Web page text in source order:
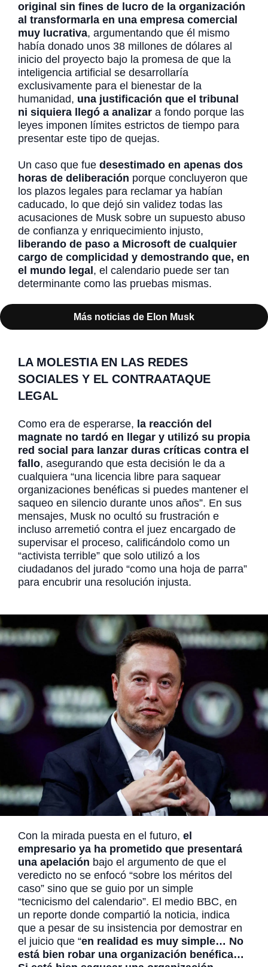
original sin fines de lucro de la organización
al transformarla en una empresa comercial
muy lucrativa, argumentando que él mismo
había donado unos 38 millones de dólares al
inicio del proyecto bajo la promesa de que la
inteligencia artificial se desarrollaría
exclusivamente para el bienestar de la
humanidad, una justificación que el tribunal
ni siquiera llegó a analizar a fondo porque las
leyes imponen límites estrictos de tiempo para
presentar este tipo de quejas.
Un caso que fue desestimado en apenas dos
horas de deliberación porque concluyeron que
los plazos legales para reclamar ya habían
caducado, lo que dejó sin validez todas las
acusaciones de Musk sobre un supuesto abuso
de confianza y enriquecimiento injusto,
liberando de paso a Microsoft de cualquier
cargo de complicidad y demostrando que, en
el mundo legal , el calendario puede ser tan
determinante como las pruebas mismas.
Más noticias de Elon Musk
LA MOLESTIA EN LAS REDES
SOCIALES Y EL CONTRAATAQUE
LEGAL
Como era de esperarse, la reacción del
magnate no tardó en llegar y utilizó su propia
red social para lanzar duras críticas contra el
fallo, asegurando que esta decisión le da a
cualquiera “una licencia libre para saquear
organizaciones benéficas si puedes mantener el
saqueo en silencio durante unos años”. En sus
mensajes, Musk no ocultó su frustración e
incluso arremetió contra el juez encargado de
supervisar el proceso, calificándolo como un
“activista terrible” que solo utilizó a los
ciudadanos del jurado “como una hoja de parra”
para encubrir una resolución injusta.
Con la mirada puesta en el futuro, el
empresario ya ha prometido que presentará
una apelación bajo el argumento de que el
veredicto no se enfocó “sobre los méritos del
caso” sino que se guio por un simple
“tecnicismo del calendario”. El medio BBC, en
un reporte donde compartió la noticia, indica
que a pesar de su insistencia por demostrar en
el juicio que “en realidad es muy simple… No
está bien robar una organización benéfica…